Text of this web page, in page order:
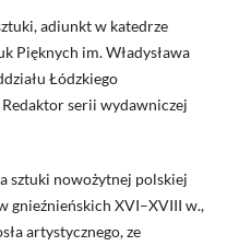
adiunkt w katedrze
Pięknych im. Władysława
Łódzkiego
serii wydawniczej
sztuki nowożytnej polskiej
gnieźnieńskich XVI–XVIII w.,
artystycznego, ze